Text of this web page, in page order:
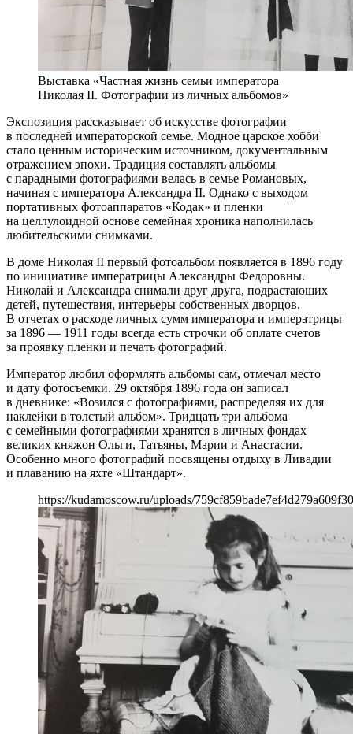
Выставка «Частная жизнь семьи императора
Николая II. Фотографии из личных альбомов»
Экспозиция рассказывает об искусстве фотографии
в последней императорской семье. Модное царское хобби
стало ценным историческим источником, документальным
отражением эпохи. Традиция составлять альбомы
с парадными фотографиями велась в семье Романовых,
начиная с императора Александра II. Однако с выходом
портативных фотоаппаратов «Кодак» и пленки
на целлулоидной основе семейная хроника наполнилась
любительскими снимками.
В доме Николая II первый фотоальбом появляется в 1896 году
по инициативе императрицы Александры Федоровны.
Николай и Александра снимали друг друга, подрастающих
детей, путешествия, интерьеры собственных дворцов.
В отчетах о расходе личных сумм императора и императрицы
за 1896 — 1911 годы всегда есть строчки об оплате счетов
за проявку пленки и печать фотографий.
Император любил оформлять альбомы сам, отмечал место
и дату фотосъемки. 29 октября 1896 года он записал
в дневнике: «Возился с фотографиями, распределяя их для
наклейки в толстый альбом». Тридцать три альбома
с семейными фотографиями хранятся в личных фондах
великих княжон Ольги, Татьяны, Марии и Анастасии.
Особенно много фотографий посвящены отдыху в Ливадии
и плаванию на яхте «Штандарт».
https://kudamoscow.ru/uploads/